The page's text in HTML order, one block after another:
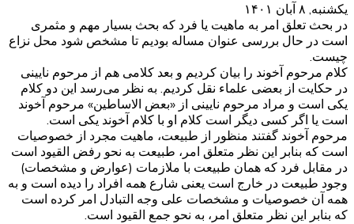
يكشنبه, ۸ آبان ۱۴۰۱
در بحث تعلق امر به ماهیت یا فرد که بحث بسیار مهم و مثمری
است در حال بررسی عنوان مساله بودیم تا مشخص شود محل نزاع
چیست.
کلام مرحوم آخوند را بیان کردیم و بعد کلامی هم از مرحوم نایینی
در حکایت از بعضی علماء نقل کردیم. به نظر می‌رسد این دو کلام
یکی است و مراد مرحوم نایینی از «بعض الاساطین» مرحوم آخوند
است یا اگر کسی دیگر است کلام او با کلام آخوند یکی است.
مرحوم آخوند گفتند منظور از طبیعت، ماهیت مجرد از خصوصیات
است که بنابر این نظر متعلق امر، طبیعت به نحو رفض القیود است
در مقابل فرد که همان طبیعت با ملازمات (عوارض و مشخصات)
وجود طبیعت در خارج است یعنی شارع همه افراد را دیده است و به
همه آن خصوصیات و مشخصات علی وجه التبادل امر کرده است
که بنابر این نظر متعلق امر، به نحو جمع القیود است.